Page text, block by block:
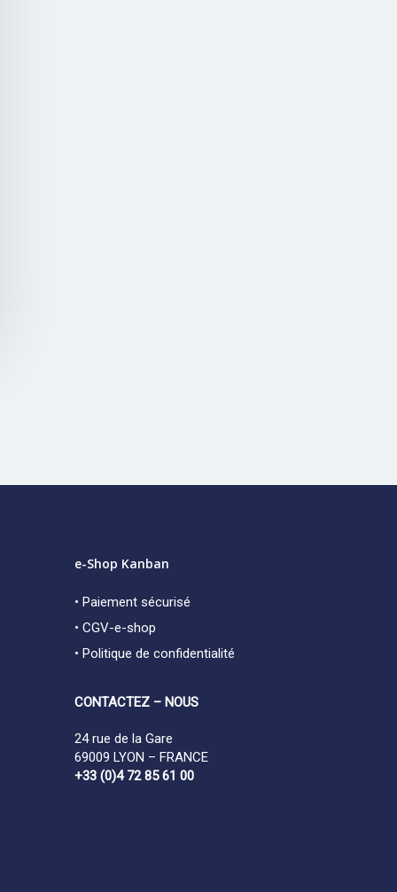
e-Shop Kanban
• Paiement sécurisé
• CGV-e-shop
• Politique de confidentialité
CONTACTEZ – NOUS
24 rue de la Gare
69009 LYON – FRANCE
+33 (0)4 72 85 61 00